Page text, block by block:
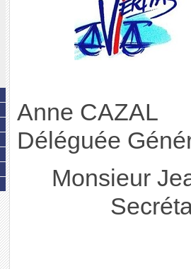
Anne CAZAL
Déléguée
Monsieur